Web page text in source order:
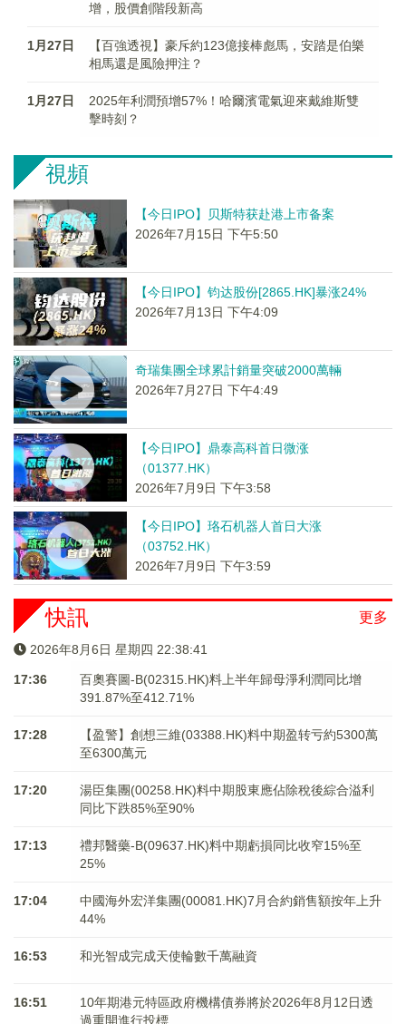
增，股價創階段新高
1月27日
【百強透視】豪斥約123億接棒彪馬，安踏是伯樂
相馬還是風險押注？
1月27日
2025年利潤預增57%！哈爾濱電氣迎來戴維斯雙
擊時刻？
視頻
【今日IPO】贝斯特获赴港上市备案
2026年7月15日 下午5:50
【今日IPO】钧达股份[2865.HK]暴涨24%
2026年7月13日 下午4:09
奇瑞集團全球累計銷量突破2000萬輛
2026年7月27日 下午4:49
【今日IPO】鼎泰高科首日微涨
（01377.HK）
2026年7月9日 下午3:58
【今日IPO】珞石机器人首日大涨
（03752.HK）
2026年7月9日 下午3:59
更多
快訊
2026年8月6日 星期四 22:38:41
17:36
百奧賽圖-B(02315.HK)料上半年歸母淨利潤同比增
391.87%至412.71%
17:28
【盈警】創想三維(03388.HK)料中期盈转亏約5300萬
至6300萬元
17:20
湯臣集團(00258.HK)料中期股東應佔除稅後綜合溢利
同比下跌85%至90%
17:13
禮邦醫藥-B(09637.HK)料中期虧損同比收窄15%至
25%
17:04
中國海外宏洋集團(00081.HK)7月合約銷售額按年上升
44%
16:53 和光智成完成天使輪數千萬融資
16:51
10年期港元特區政府機構債券將於2026年8月12日透
過重開進行投標